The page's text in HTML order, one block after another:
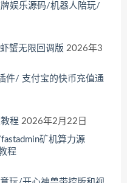
娱乐源码/机器人陪玩/
蟹无限回调版 2026年3
件/ 支付宝的快币充值通
程 2026年2月22日
矿机算力源
程